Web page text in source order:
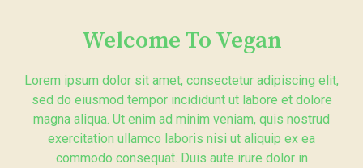
Welcome To Vegan
Lorem ipsum dolor sit amet, consectetur adipiscing elit,
sed do eiusmod tempor incididunt ut labore et dolore
magna aliqua. Ut enim ad minim veniam, quis nostrud
exercitation ullamco laboris nisi ut aliquip ex ea
commodo consequat. Duis aute irure dolor in